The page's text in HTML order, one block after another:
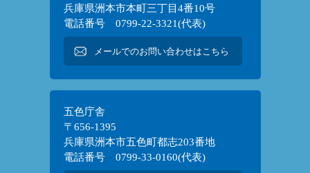
兵庫県洲本市本町三丁目4番10号
電話番号 0799-22-3321(代表)
メールでのお問い合わせはこちら
五色庁舎
〒656-1395
兵庫県洲本市五色町都志203番地
電話番号 0799-33-0160(代表)